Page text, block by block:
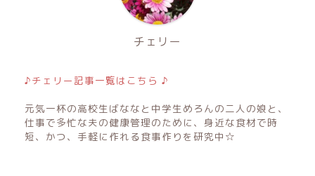
チェリー
♪チェリー記事一覧はこちら ♪
元気一杯の高校生ばななと中学生めろんの二人の娘と、
仕事で多忙な夫の健康管理のために、身近な食材で時
短、かつ、手軽に作れる食事作りを研究中☆